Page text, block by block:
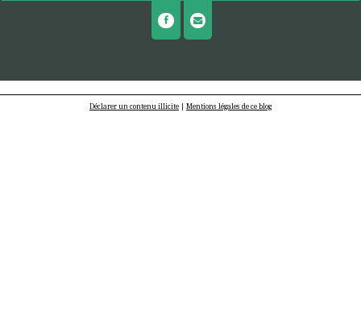
Déclarer un contenu illicite | Mentions légales de ce blog